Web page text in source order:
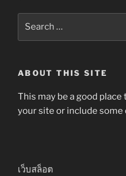
ABOUT THIS SITE
This may be a good
your site or include some
เว็บสล็อต